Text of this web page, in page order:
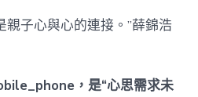
親子心與心的連接。”薛錦浩
，是“心思需求未